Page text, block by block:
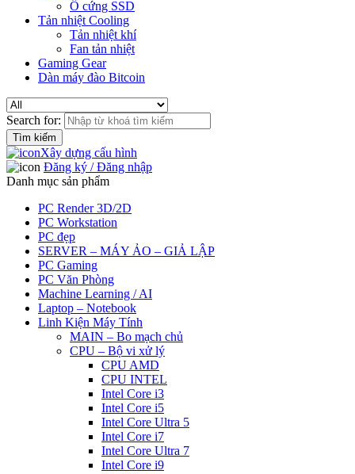
Ổ cứng SSD
Tản nhiệt Cooling
Tản nhiệt khí
Fan tản nhiệt
Gaming Gear
Dàn máy đào Bitcoin
Search for:
Xây dựng cấu hình
Đăng ký / Đăng nhập
Danh mục sản phẩm
PC Render 3D/2D
PC Workstation
PC đẹp
SERVER – MÁY ẢO – GIẢ LẬP
PC Gaming
PC Văn Phòng
Machine Learning / AI
Laptop – Notebook
Linh Kiện Máy Tính
MAIN – Bo mạch chủ
CPU – Bộ vi xử lý
CPU AMD
CPU INTEL
Intel Core i3
Intel Core i5
Intel Core Ultra 5
Intel Core i7
Intel Core Ultra 7
Intel Core i9